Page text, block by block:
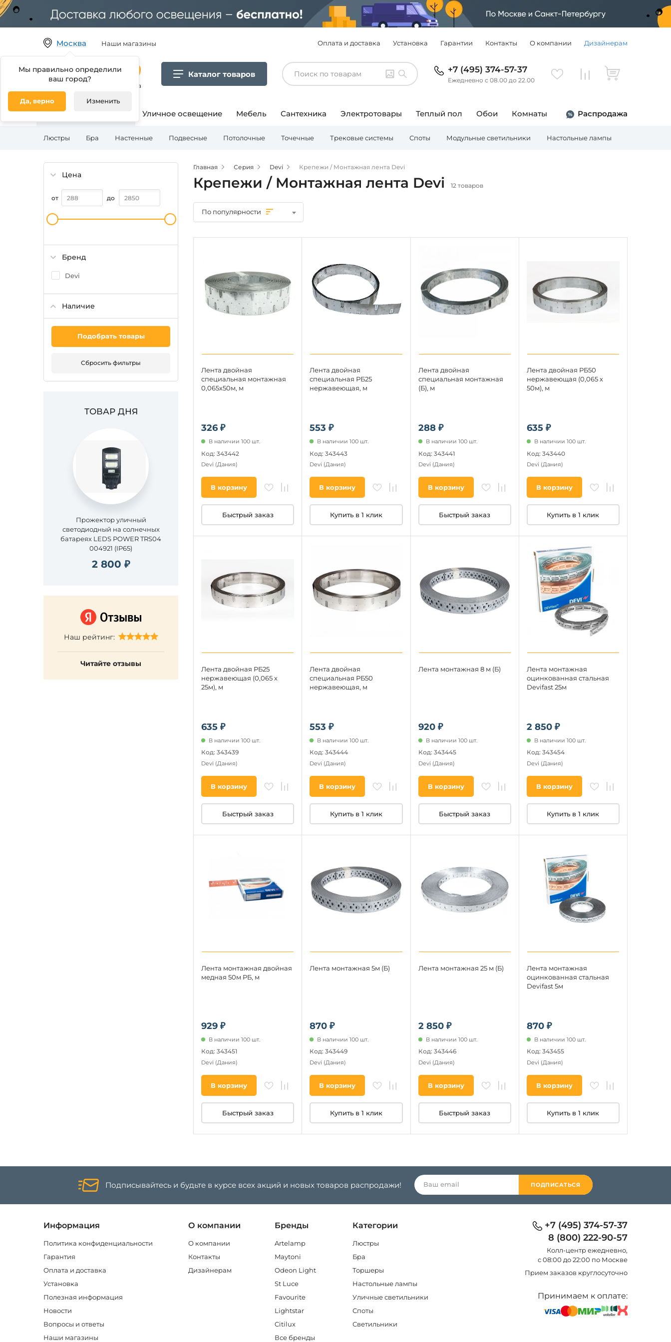
Москва
Мы правильно определили
ваш город?
Да, верно Изменить
Наши магазины Оплата и доставка Установка Гарантии Контакты О компании Дизайнерам
Гипермаркет товаров для дома
Каталог товаров +7 (495) 374-57-37
Ежедневно с 08.00 до 22.00
Освещение для дома Уличное освещение Мебель Сантехника Электротовары Теплый пол Обои Комнаты Распродажа
Люстры Бра Настенные Подвесные Потолочные Точечные Трековые системы Споты Модульные светильники Настольные лампы
Цена
от до
Бренд
Devi
Наличие
Подобрать товары
Сбросить фильтры
ТОВАР ДНЯ
Прожектор уличный
светодиодный на солнечных
батареях LEDS POWER TRS04
004921 (IP65)
2 800 ₽
Наш рейтинг:
Читайте отзывы
Главная Серия Devi Крепежи / Монтажная лента Devi
Крепежи / Монтажная лента Devi 12 товаров
По популярности
326 ₽
Лента двойная
специальная монтажная
0,065х50м, м
В наличии 100 шт.
Код: 343442
Devi (Дания)
В корзину
Быстрый заказ
553 ₽
Лента двойная
специальная РБ25
нержавеющая, м
В наличии 100 шт.
Код: 343443
Devi (Дания)
В корзину
Купить в 1 клик
288 ₽
Лента двойная
специальная монтажная
(Б), м
В наличии 100 шт.
Код: 343441
Devi (Дания)
В корзину
Быстрый заказ
635 ₽
Лента двойная РБ50
нержавеющая (0,065 х
50м), м
В наличии 100 шт.
Код: 343440
Devi (Дания)
В корзину
Купить в 1 клик
635 ₽
Лента двойная РБ25
нержавеющая (0,065 х
25м), м
В наличии 100 шт.
Код: 343439
Devi (Дания)
В корзину
Быстрый заказ
553 ₽
Лента двойная
специальная РБ50
нержавеющая, м
В наличии 100 шт.
Код: 343444
Devi (Дания)
В корзину
Купить в 1 клик
920 ₽
Лента монтажная 8 м (Б)
В наличии 100 шт.
Код: 343445
Devi (Дания)
В корзину
Быстрый заказ
2 850 ₽
Лента монтажная
оцинкованная стальная
Devifast 25м
В наличии 100 шт.
Код: 343454
Devi (Дания)
В корзину
Купить в 1 клик
929 ₽
Лента монтажная двойная
медная 50м РБ, м
В наличии 100 шт.
Код: 343451
Devi (Дания)
В корзину
Быстрый заказ
870 ₽
Лента монтажная 5м (Б)
В наличии 100 шт.
Код: 343449
Devi (Дания)
В корзину
Купить в 1 клик
2 850 ₽
Лента монтажная 25 м (Б)
В наличии 100 шт.
Код: 343446
Devi (Дания)
В корзину
Быстрый заказ
870 ₽
Лента монтажная
оцинкованная стальная
Devifast 5м
В наличии 100 шт.
Код: 343455
Devi (Дания)
В корзину
Купить в 1 клик
Подписывайтесь и будьте в курсе всех акций и новых товаров распродажи! ПОДПИСАТЬСЯ
Информация
Политика конфиденциальности
Гарантия
Оплата и доставка
Установка
Полезная информация
Новости
Вопросы и ответы
Наши магазины
О компании
О компании
Контакты
Дизайнерам
Бренды
Artelamp
Maytoni
Odeon Light
St Luce
Favourite
Lightstar
Citilux
Все бренды
Категории
Люстры
Бра
Торшеры
Настольные лампы
Уличные светильники
Споты
Светильники
+7 (495) 374-57-37
8 (800) 222-90-57
Колл-центр eжедневно,
с 08:00 до 22:00 по Москве
Прием заказов круглосуточно
Принимаем к оплате: